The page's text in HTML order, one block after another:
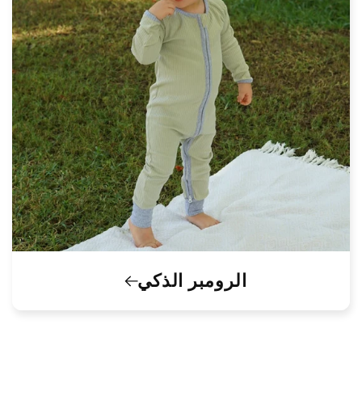
الرومبر الذكي